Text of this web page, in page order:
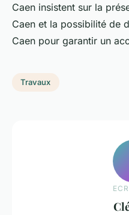
Caen insistent sur la
Caen et la possibilité de
Caen pour garantir un
Travaux